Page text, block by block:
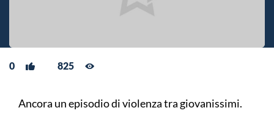
0 825
Ancora un episodio di violenza tra giovanissimi.